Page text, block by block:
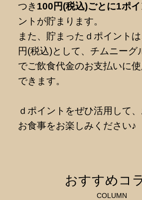
つき 100円(税込)ごとに1ポイ
ントが貯まります。
また、貯まったｄポイント
円(税込)として、チムニーグ
でご飲食代金のお支払いに
できます。
ｄポイントをぜひ活用して
お食事をお楽しみください♪
おすすめコ
COLUMN